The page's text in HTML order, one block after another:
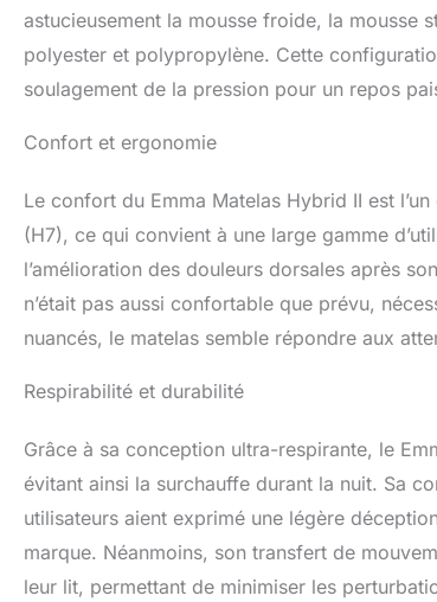
astucieusement la mousse froide, la mousse
polyester et polypropylène. Cette
soulagement de la pression pour un repos
Confort et ergonomie
Le confort du Emma Matelas Hybrid II est
(H7), ce qui convient à une large gamme
l’amélioration des douleurs dorsales après
n’était pas aussi confortable que prévu,
nuancés, le matelas semble répondre aux
Respirabilité et durabilité
Grâce à sa conception ultra-respirante, le
évitant ainsi la surchauffe durant la nuit. Sa
utilisateurs aient exprimé une légère
marque. Néanmoins, son transfert de
leur lit, permettant de minimiser les